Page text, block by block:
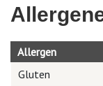
Allergen
Gluten